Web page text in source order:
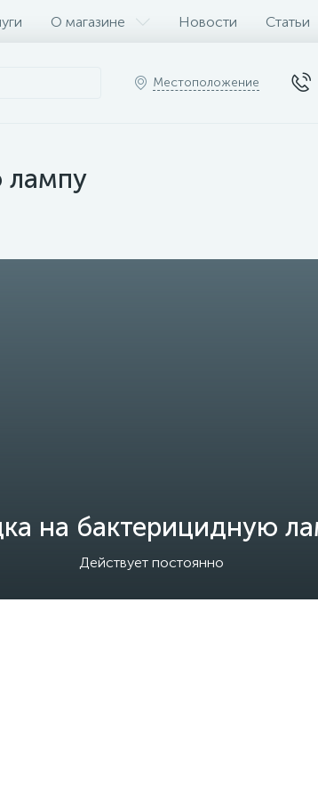
О магазине Новости Статьи
Местоположение
лампу
на бактерицидную
Действует постоянно